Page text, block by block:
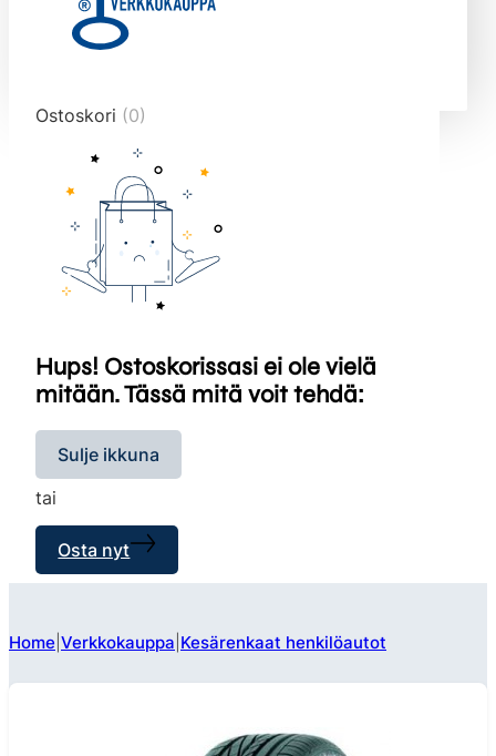
data-max-pages="4516" data-start="1" data-
end="10">
Ostoskori (0)
Hups! Ostoskorissasi ei ole vielä
mitään. Tässä mitä voit tehdä:
Sulje ikkuna
tai
Osta nyt
Home Verkkokauppa Kesärenkaat henkilöautot